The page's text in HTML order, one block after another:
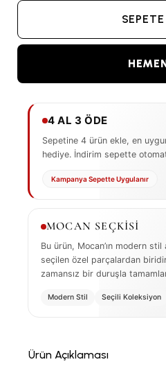
4 AL 3 ÖDE
Sepetine 4 ürün ekle, en
hediye. İndirim sepette
Kampanya Sepette Uygulanır
MOCAN SEÇKİSİ
Bu ürün, Mocan’ın modern stil
seçilen özel parçalardan
zamansız bir duruşla
Modern Stil Seçili Koleksiyon
Ürün Açıklaması